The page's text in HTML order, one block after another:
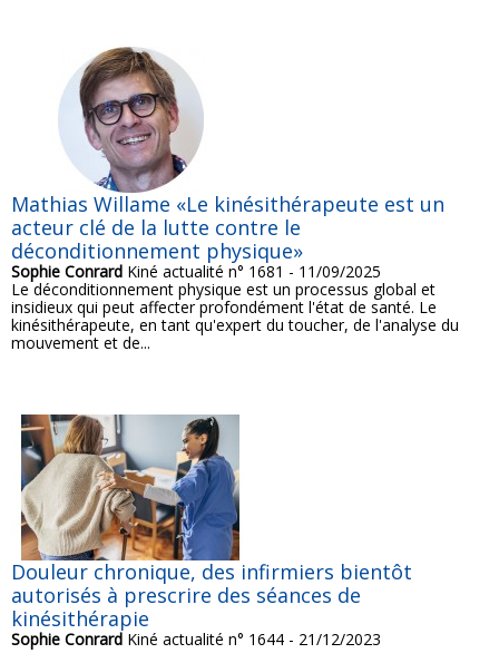
Mathias Willame «Le kinésithérapeute est un
acteur clé de la lutte contre le
déconditionnement physique»
Sophie Conrard Kiné actualité n° 1681 - 11/09/2025
Le déconditionnement physique est un processus global et
insidieux qui peut affecter profondément l'état de santé. Le
kinésithérapeute, en tant qu'expert du toucher, de l'analyse du
mouvement et de...
Douleur chronique, des infirmiers bientôt
autorisés à prescrire des séances de
kinésithérapie
Sophie Conrard Kiné actualité n° 1644 - 21/12/2023